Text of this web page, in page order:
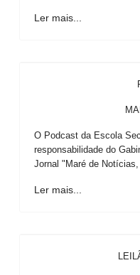
Ler mais...
O Podcast da Escola
responsabilidade do
Jornal "Maré de
Ler mais...